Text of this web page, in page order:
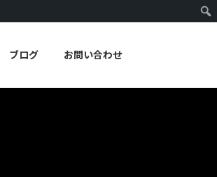
ブログ お問い合わせ